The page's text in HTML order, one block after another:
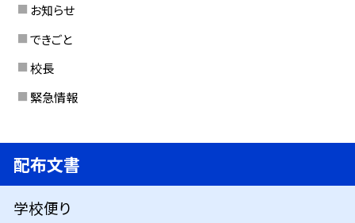
お知らせ
できごと
校長
緊急情報
配布文書
学校便り